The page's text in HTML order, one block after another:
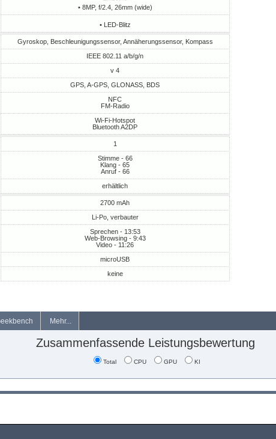
• 8MP, f/2.4, 26mm (wide)
• LED-Blitz
Gyroskop, Beschleunigungssensor, Annäherungssensor, Kompass
IEEE 802.11 a/b/g/n
v 4
GPS, A-GPS, GLONASS, BDS
NFC
FM-Radio
Wi-Fi-Hotspot
Bluetooth A2DP
1
Stimme - 66
Klang - 65
Anruf - 66
erhältlich
2700 mAh
Li-Po, verbauter
Sprechen - 13:53
Web-Browsing - 9:43
Video - 11:26
microUSB
keine
Mehr...
Zusammenfassende Leistungsbewertung
Total CPU GPU KI